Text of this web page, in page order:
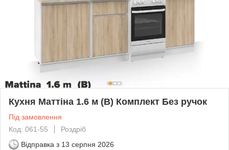
Кухня Маттіна 1.6 м (В) Комплект Без ручок
Під замовлення
Код: 061-55
Роздріб
Відправка з 13 серпня 2026